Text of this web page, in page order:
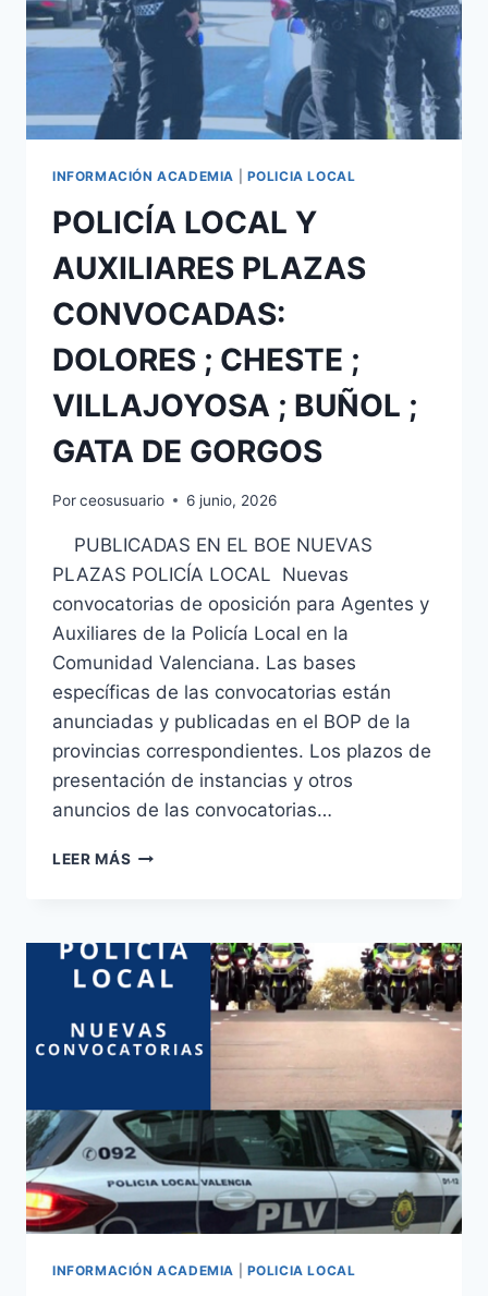
GUARDIA
CIVIL
2026
INFORMACIÓN ACADEMIA POLICIA LOCAL
POLICÍA LOCAL Y
AUXILIARES PLAZAS
CONVOCADAS:
DOLORES ; CHESTE ;
VILLAJOYOSA ; BUÑOL ;
GATA DE GORGOS
Porceosusuario 6 junio, 2026
PUBLICADAS EN EL BOE NUEVAS
PLAZAS POLICÍA LOCAL Nuevas
convocatorias de oposición para Agentes y
Auxiliares de la Policía Local en la
Comunidad Valenciana. Las bases
específicas de las convocatorias están
anunciadas y publicadas en el BOP de la
provincias correspondientes. Los plazos de
presentación de instancias y otros
anuncios de las convocatorias…
LEER MÁS POLICÍA
PLAZAS
CONVOCADAS:
DOLORES
CHESTE
;
BUÑOL
;
GATA
DE
GORGOS
INFORMACIÓN ACADEMIA POLICIA LOCAL